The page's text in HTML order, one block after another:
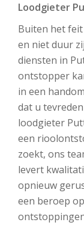
Loodgieter
Buiten het
en niet duur
diensten in
ontstopper
in een
dat u
loodgieter
een
zoekt, ons
levert
opnieuw
een beroep